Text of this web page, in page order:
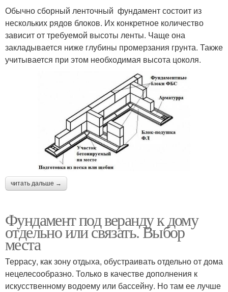
Обычно сборный ленточный фундамент состоит из
нескольких рядов блоков. Их конкретное количество
зависит от требуемой высоты ленты. Чаще она
закладывается ниже глубины промерзания грунта. Также
учитывается при этом необходимая высота цоколя.
читать дальше →
Фундамент под веранду к дому
отдельно или связать. Выбор
места
Террасу, как зону отдыха, обустраивать отдельно от дома
нецелесообразно. Только в качестве дополнения к
искусственному водоему или бассейну. Но там ее лучше